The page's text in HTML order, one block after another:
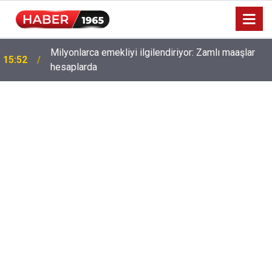
15:52
Milyonlarca emekliyi ilgilendiriyor: Zamlı maaşlar
hesaplarda